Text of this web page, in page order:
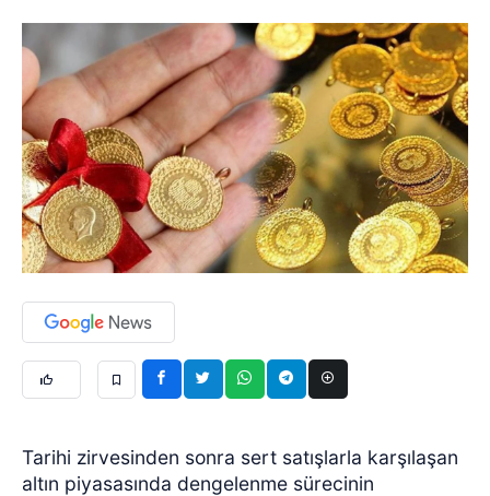
Tarihi zirvesinden sonra sert satışlarla karşılaşan
altın piyasasında dengelenme sürecinin